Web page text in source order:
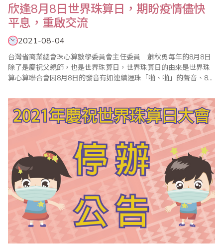
欣逢8月8日世界珠算日，期盼疫情儘快
平息，重啟交流
2021-08-04
台灣省商業總會珠心算數學委員會主任委員 蕭秋勇每年的8月8日
除了是慶祝父親節，也是世界珠算日，世界珠算日的由來是世界珠
算心算聯合會因8月8日的發音有如連續運珠「啪、啪」的聲音、8的
算日」，共同凝聚珠算界向心力，提振珠心算學習風氣，促進珠算
心算事業發展。緣此，台灣省商業會於每年8月聯合海內外珠算團體
舉辦慶祝世界珠算日大會，並舉辦心算比賽、珠..